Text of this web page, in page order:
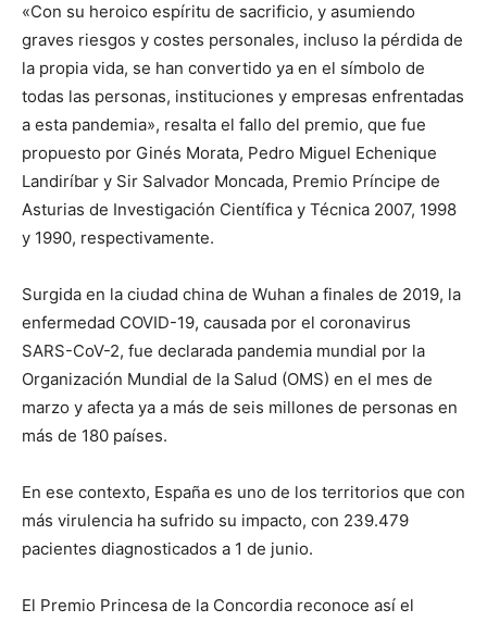
«Con su heroico espíritu de sacrificio, y asumiendo
graves riesgos y costes personales, incluso la pérdida de
la propia vida, se han convertido ya en el símbolo de
todas las personas, instituciones y empresas enfrentadas
a esta pandemia», resalta el fallo del premio, que fue
propuesto por Ginés Morata, Pedro Miguel Echenique
Landiríbar y Sir Salvador Moncada, Premio Príncipe de
Asturias de Investigación Científica y Técnica 2007, 1998
y 1990, respectivamente.
Surgida en la ciudad china de Wuhan a finales de 2019, la
enfermedad COVID-19, causada por el coronavirus
SARS-CoV-2, fue declarada pandemia mundial por la
Organización Mundial de la Salud (OMS) en el mes de
marzo y afecta ya a más de seis millones de personas en
más de 180 países.
En ese contexto, España es uno de los territorios que con
más virulencia ha sufrido su impacto, con 239.479
pacientes diagnosticados a 1 de junio.
El Premio Princesa de la Concordia reconoce así el